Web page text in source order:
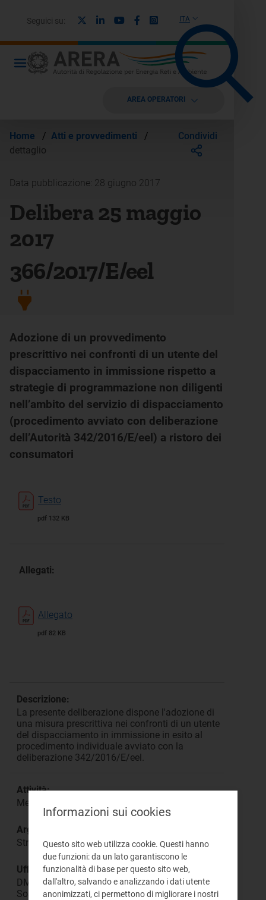
ITA
Seguici su: LinkedinYoutubeFacebook
Instagram
AREA OPERATORI
Home / Atti e provvedimenti
/
dettaglio
Condividi
Data pubblicazione: 28 giugno 2017
Delibera 25 maggio
2017
366/2017/E/eel
Adozione di un provvedimento
prescrittivo nei confronti di un utente del
dispacciamento in immissione rispetto a
strategie di programmazione non diligenti
nell’ambito del servizio di dispacciamento
(procedimento avviato con deliberazione
dell’Autorità 342/2016/E/eel) a ristoro dei
consumatori
Testo
pdf 132 KB
Allegati:
Allegato
pdf 82 KB
Descrizione:
La presente deliberazione dispone l'adozione di
una misura prescrittiva nei confronti di un utente
del dispacciamento in immissione in esito al
procedimento individuale avviato con la
deliberazione 342/2016/E/eel.
Attività:
Mercato all’ingrosso
Argomento:
Strategie di programmazione e offerta degli UDD
Ufficio responsabile:
DMEA Direzione Mercati Energia all'Ingrosso e
Sostenibilità Ambientale
Informazioni sui cookies
Questo sito web utilizza cookie. Questi hanno
due funzioni: da un lato garantiscono le
funzionalità di base per questo sito web,
dall'altro, salvando e analizzando i dati utente
anonimizzati, ci permettono di migliorare i nostri